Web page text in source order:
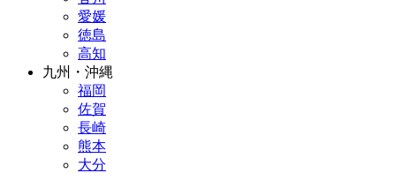
愛媛
徳島
高知
九州・沖縄
福岡
佐賀
長崎
熊本
大分